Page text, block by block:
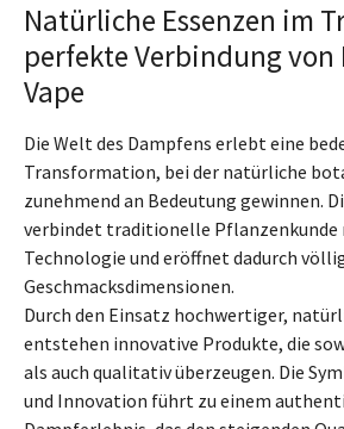
Natürliche Essenzen im
perfekte Verbindung
Vape
Die Welt des Dampfens erlebt eine
Transformation, bei der natürliche
zunehmend an Bedeutung gewinnen.
verbindet traditionelle
Technologie und eröffnet dadurch
Geschmacksdimensionen.
Durch den Einsatz hochwertiger,
entstehen innovative Produkte, die
als auch qualitativ überzeugen. Die
und Innovation führt zu einem